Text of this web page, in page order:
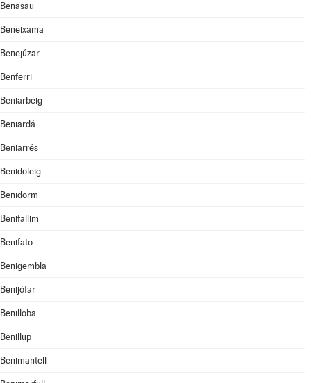
Benasau
Beneixama
Benejúzar
Benferri
Beniarbeig
Beniardá
Beniarrés
Benidoleig
Benidorm
Benifallim
Benifato
Benigembla
Benijófar
Benilloba
Benillup
Benimantell